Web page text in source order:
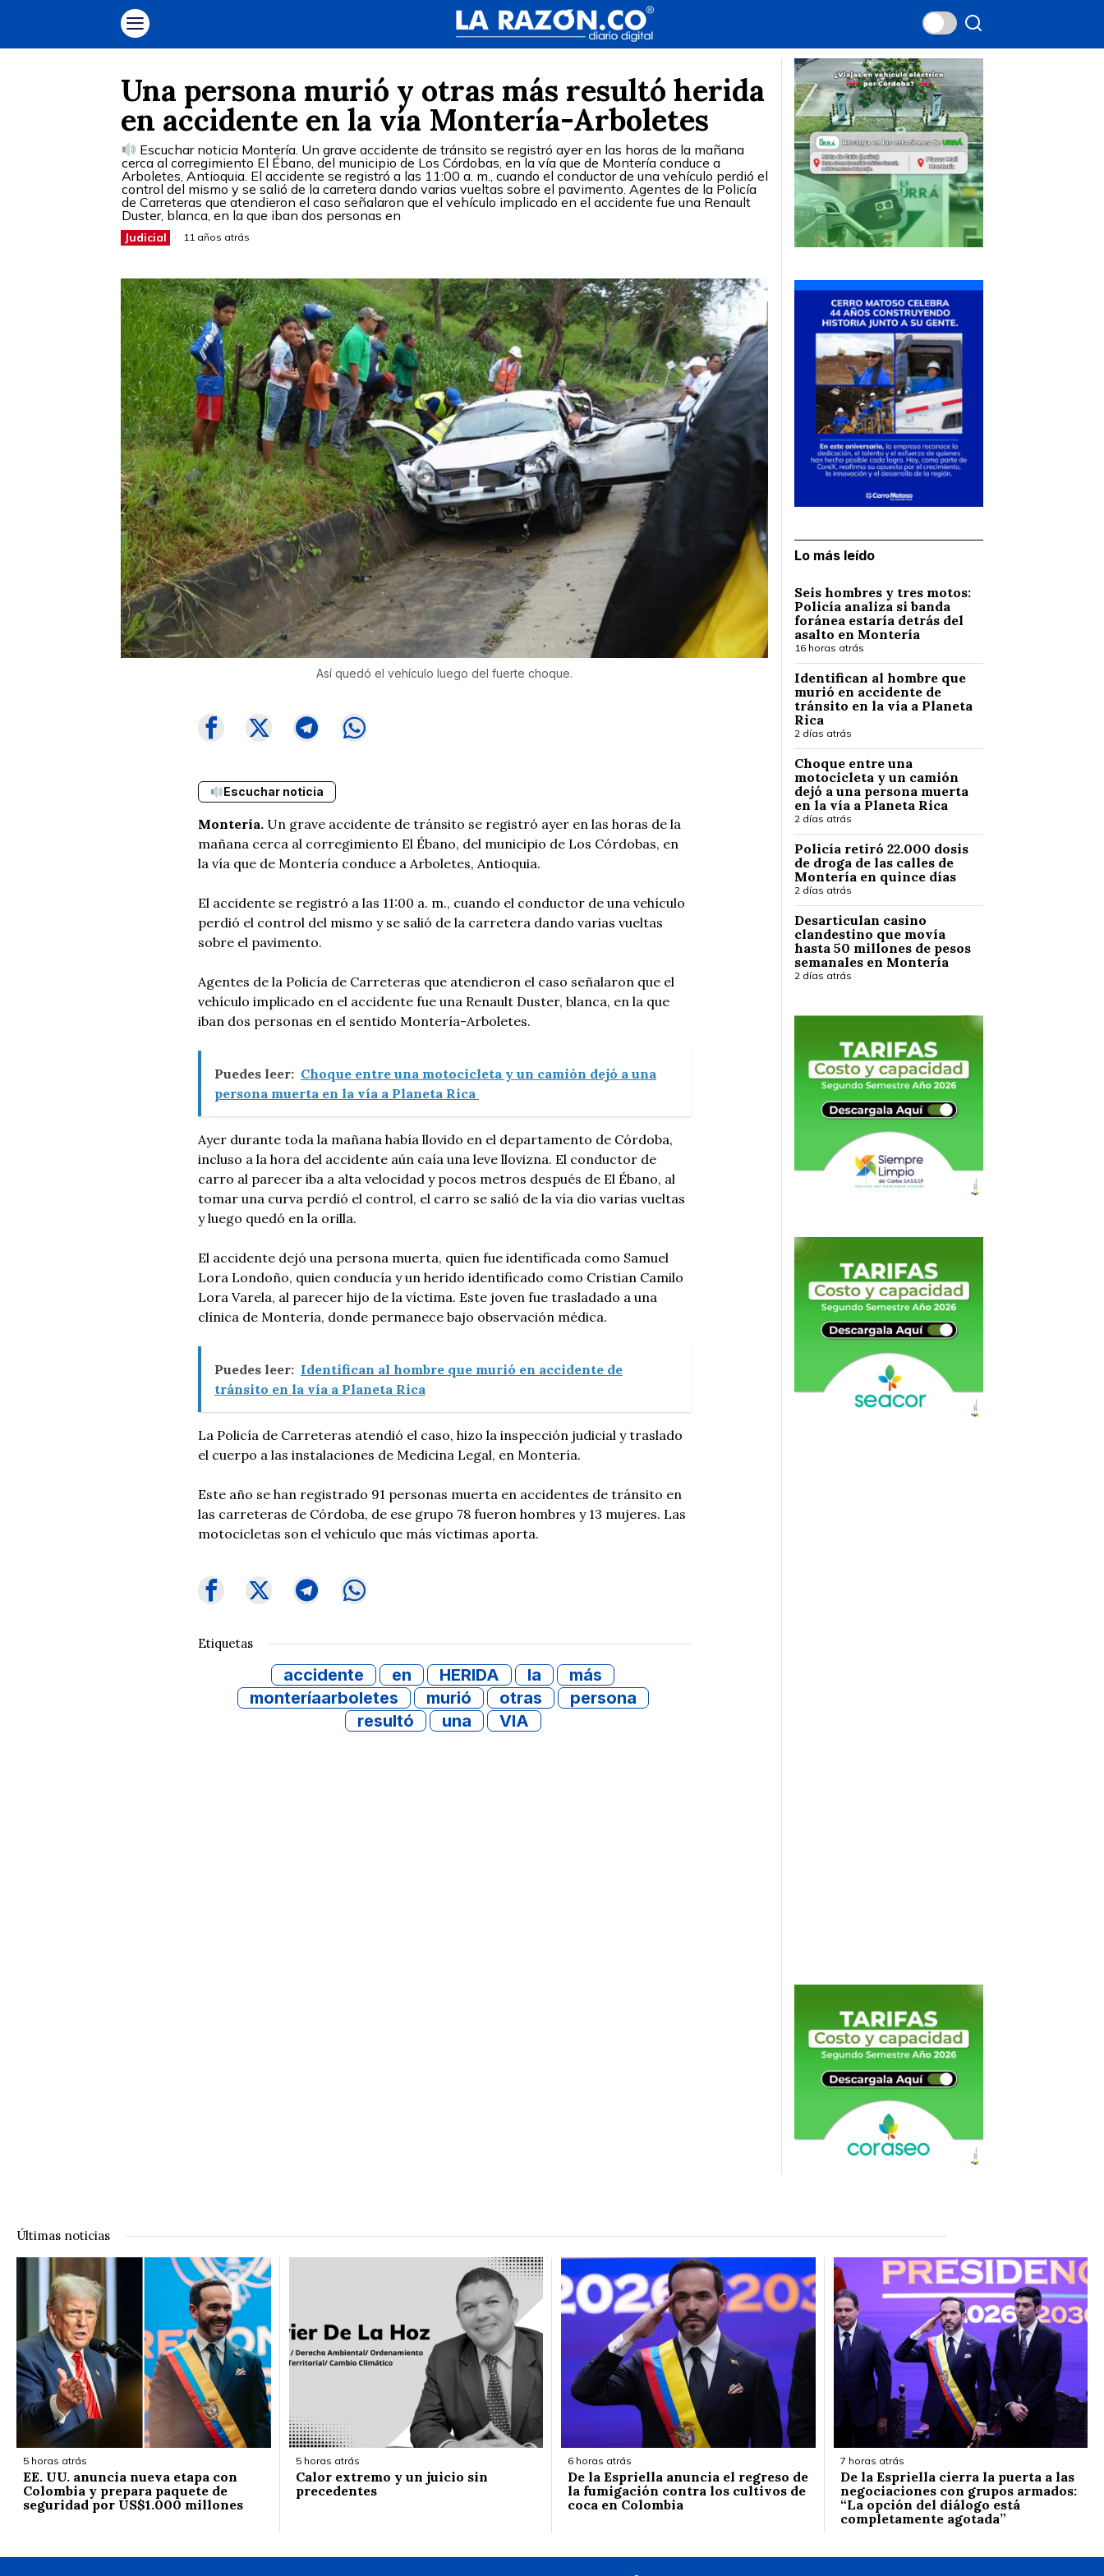
Una persona murió y otras más resultó herida
en accidente en la vía Montería-Arboletes
Escuchar noticia Montería. Un grave accidente de tránsito se registró ayer en las horas de la mañana
cerca al corregimiento El Ébano, del municipio de Los Córdobas, en la vía que de Montería conduce a
Arboletes, Antioquia. El accidente se registró a las 11:00 a. m., cuando el conductor de una vehículo perdió el
control del mismo y se salió de la carretera dando varias vueltas sobre el pavimento. Agentes de la Policía
de Carreteras que atendieron el caso señalaron que el vehículo implicado en el accidente fue una Renault
Duster, blanca, en la que iban dos personas en
Judicial 11 años atrás
Así quedó el vehículo luego del fuerte choque.
Escuchar noticia
Montería. Un grave accidente de tránsito se registró ayer en las horas de la
mañana cerca al corregimiento El Ébano, del municipio de Los Córdobas, en
la vía que de Montería conduce a Arboletes, Antioquia.
El accidente se registró a las 11:00 a. m., cuando el conductor de una vehículo
perdió el control del mismo y se salió de la carretera dando varias vueltas
sobre el pavimento.
Agentes de la Policía de Carreteras que atendieron el caso señalaron que el
vehículo implicado en el accidente fue una Renault Duster, blanca, en la que
iban dos personas en el sentido Montería-Arboletes.
Puedes leer: Choque entre una motocicleta y un camión dejó a una
persona muerta en la vía a Planeta Rica
Ayer durante toda la mañana había llovido en el departamento de Córdoba,
incluso a la hora del accidente aún caía una leve llovizna. El conductor de
carro al parecer iba a alta velocidad y pocos metros después de El Ébano, al
tomar una curva perdió el control, el carro se salió de la vía dio varias vueltas
y luego quedó en la orilla.
El accidente dejó una persona muerta, quien fue identificada como Samuel
Lora Londoño, quien conducía y un herido identificado como Cristian Camilo
Lora Varela, al parecer hijo de la víctima. Este joven fue trasladado a una
clínica de Montería, donde permanece bajo observación médica.
Puedes leer: Identifican al hombre que murió en accidente de
tránsito en la vía a Planeta Rica
La Policía de Carreteras atendió el caso, hizo la inspección judicial y traslado
el cuerpo a las instalaciones de Medicina Legal, en Montería.
Este año se han registrado 91 personas muerta en accidentes de tránsito en
las carreteras de Córdoba, de ese grupo 78 fueron hombres y 13 mujeres. Las
motocicletas son el vehículo que más víctimas aporta.
Etiquetas
accidente en HERIDA la
más
monteríaarboletes
murió otras
persona
resultó
una VIA
Lo más leído
Seis hombres y tres motos:
Policía analiza si banda
foránea estaría detrás del
asalto en Montería
16 horas atrás
Identifican al hombre que
murió en accidente de
tránsito en la vía a Planeta
Rica
2 días atrás
Choque entre una
motocicleta y un camión
dejó a una persona muerta
en la vía a Planeta Rica
2 días atrás
Policía retiró 22.000 dosis
de droga de las calles de
Montería en quince días
2 días atrás
Desarticulan casino
clandestino que movía
hasta 50 millones de pesos
semanales en Montería
2 días atrás
Últimas noticias
5 horas atrás
EE. UU. anuncia nueva etapa con
Colombia y prepara paquete de
seguridad por US$1.000 millones
5 horas atrás
Calor extremo y un juicio sin
precedentes
6 horas atrás
De la Espriella anuncia el regreso de
la fumigación contra los cultivos de
coca en Colombia
7 horas atrás
De la Espriella cierra la puerta a las
negociaciones con grupos armados:
“La opción del diálogo está
completamente agotada”